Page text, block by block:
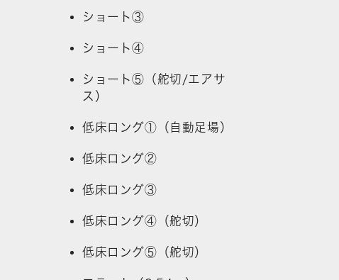
ショート③
ショート④
ショート⑤（舵切/エアサ
ス）
低床ロング①（自動足場）
低床ロング②
低床ロング③
低床ロング④（舵切）
低床ロング⑤（舵切）